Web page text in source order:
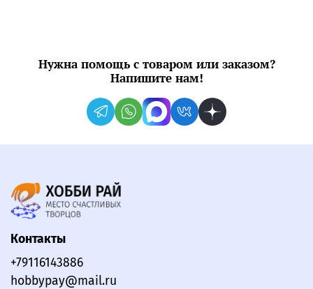
Нужна помощь с товаром или заказом?
Напишите нам!
Контакты
+79116143886
hobbypay@mail.ru